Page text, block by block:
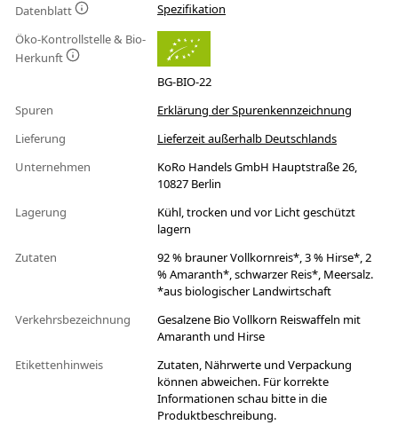
Datenblatt
Spezifikation
Öko-Kontrollstelle & Bio-
Herkunft
BG-BIO-22
Spuren
Erklärung der Spurenkennzeichnung
Lieferung
Lieferzeit außerhalb Deutschlands
Unternehmen
KoRo Handels GmbH Hauptstraße 26,
10827 Berlin
Lagerung
Kühl, trocken und vor Licht geschützt
lagern
Zutaten
92 % brauner Vollkornreis*, 3 % Hirse*, 2
% Amaranth*, schwarzer Reis*, Meersalz.
*aus biologischer Landwirtschaft
Verkehrsbezeichnung
Gesalzene Bio Vollkorn Reiswaffeln mit
Amaranth und Hirse
Etikettenhinweis
Zutaten, Nährwerte und Verpackung
können abweichen. Für korrekte
Informationen schau bitte in die
Produktbeschreibung.